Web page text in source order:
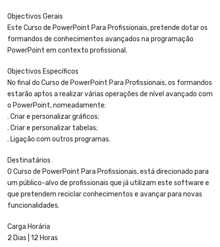
Objectivos Gerais
Este Curso de PowerPoint Para Profissionais, pretende dotar os
formandos de conhecimentos avançados na programação
PowerPoint em contexto profissional.
Objectivos Específicos
No final do Curso de PowerPoint Para Profissionais, os formandos
estarão aptos a realizar várias operações de nível avançado com
o PowerPoint, nomeadamente:
. Criar e personalizar gráficos;
. Criar e personalizar tabelas;
. Ligação com outros programas.
Destinatários
O Curso de PowerPoint Para Profissionais, está direcionado para
um público-alvo de profissionais que já utilizam este software e
que pretendem reciclar conhecimentos e avançar para novas
funcionalidades.
Carga Horária
2 Dias | 12 Horas